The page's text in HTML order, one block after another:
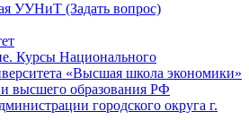
УУНиТ (Задать вопрос)